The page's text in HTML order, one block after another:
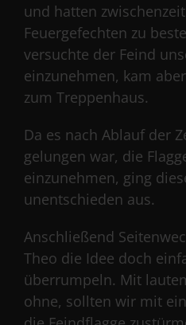
und hatten
Feuergefechten zu
versuchte der Feind
einzunehmen, kam
zum Treppenhaus.
Da es nach Ablauf der
gelungen war, die
einzunehmen, ging
unentschieden aus.
Anschließend
Theo die Idee doch
überrumpeln. Mit
ohne, sollten wir mit